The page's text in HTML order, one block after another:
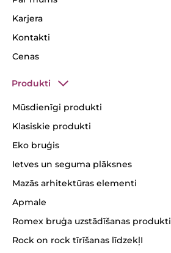
Karjera
Kontakti
Cenas
Produkti
Mūsdienīgi produkti
Klasiskie produkti
Eko bruģis
Ietves un seguma plāksnes
Mazās arhitektūras elementi
Apmale
Romex bruģa uzstādīšanas produkti
Rock on rock tīrīšanas līdzekļI